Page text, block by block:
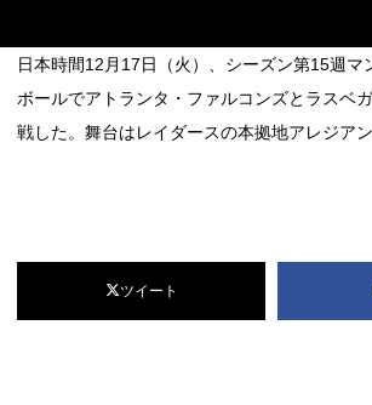
日本時間12月17日（火）、シーズン第15週マ
ボールでアトランタ・ファルコンズとラスベ
戦した。舞台はレイダースの本拠地アレジア
ツイート